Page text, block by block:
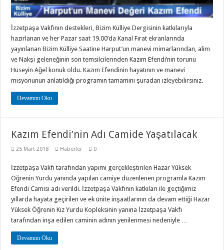
İzzetpaşa Vakfının destekleri, Bizim Külliye Dergisinin katkılarıyla
hazırlanan ve her Pazar saat 19.00’da Kanal Fırat ekranlarında
yayınlanan Bizim Külliye Saatine Harput’un manevi mimarlarından, alim
ve Nakşi geleneğinin son temsilcilerinden Kazım Efendi’nin torunu
Hüseyin Ağel konuk oldu. Kazım Efendinin hayatının ve manevi
misyonunun anlatıldığı programın tamamını şuradan izleyebilirsiniz.
Devamını Oku
Kazım Efendi’nin Adı Camide Yaşatılacak
25 Mart 2018 Haberler 0
İzzetpaşa Vakfı tarafından yapımı gerçekleştirilen Hazar Yüksek
Öğrenin Yurdu yanında yapılan camiye düzenlenen programla Kazım
Efendi Camisi adı verildi. İzzetpaşa Vakfının katkıları ile geçtiğimiz
yıllarda hayata geçirilen ve ek ünite inşaatlarının da devam ettiği Hazar
Yüksek Öğrenin Kız Yurdu Kopleksinin yanına İzzetpaşa Vakfı
tarafından inşa edilen caminin adının yenilenmesi nedeniyle …
Devamını Oku